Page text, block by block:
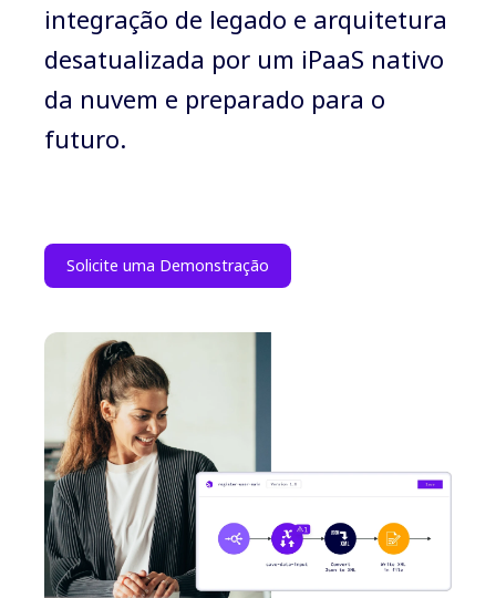
integração de legado e arquitetura
desatualizada por um iPaaS nativo
da nuvem e preparado para o
futuro.
Solicite uma Demonstração